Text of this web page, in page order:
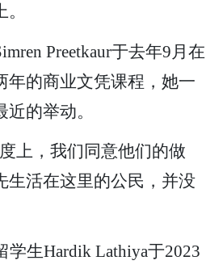
Preetkaur于去年9月在
年的商业文凭课程，她一
的举动。
上，我们同意他们的做
生活在这里的公民，并没
学生Hardik Lathiya于2023